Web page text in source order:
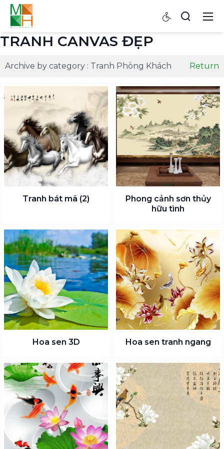
TRANH CANVAS ĐẸP
Archive by category : Tranh Phòng Khách Return
Tranh bát mã (2)
Phong cảnh sơn thủy
hữu tình
Hoa sen 3D Hoa sen tranh ngang